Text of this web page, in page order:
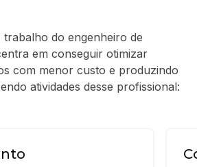
trabalho do engenheiro de
em conseguir otimizar
com menor custo e produzindo
atividades desse profissional: